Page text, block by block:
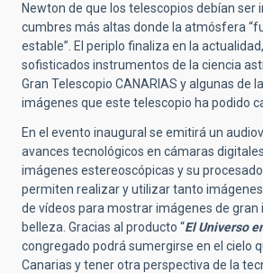
Newton de que los telescopios debían ser
cumbres más altas donde la atmósfera
estable”. El periplo finaliza en la
sofisticados instrumentos de la ciencia
Gran Telescopio CANARIAS y algunas de
imágenes que este telescopio ha podido
En el evento inaugural se emitirá un
avances tecnológicos en cámaras
imágenes estereoscópicas y su
permiten realizar y utilizar tanto
de vídeos para mostrar imágenes de
belleza. Gracias al producto “El Universo
congregado podrá sumergirse en el cielo
Canarias y tener otra perspectiva de la